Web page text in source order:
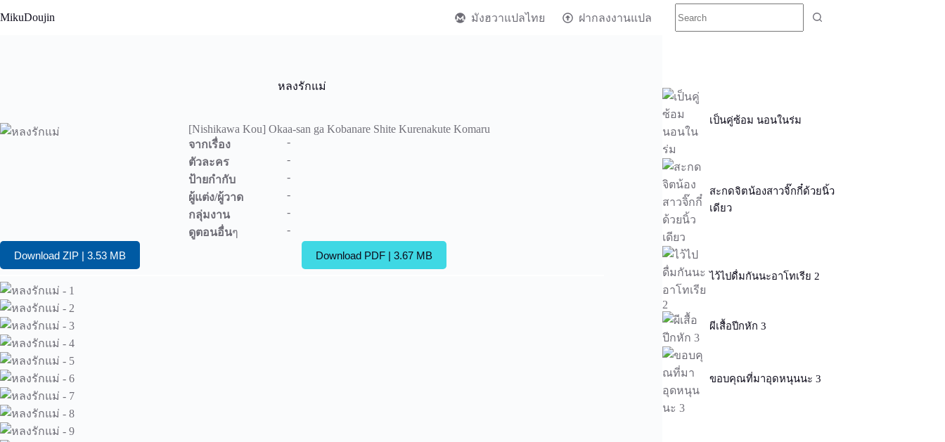
to
MikuDoujin มังฮวาแปลไทย ฝากลงงานแปล
หลงรักแม่
[Nishikawa Kou] Okaa-san ga Kobanare Shite Kurenakute Komaru
จากเรื่อง
-
ตัวละคร
-
ป้ายกำกับ
-
ผู้แต่ง/ผู้วาด
-
กลุ่มงาน
-
ดูตอนอื่นๆ -
Download ZIP | 3.53 MB Download PDF | 3.67 MB
เป็นคู่ซ้อม นอนในร่ม
สะกดจิตน้องสาวจิ๊กกี๋ด้วยนิ้ว
เดียว
ไว้ไปดื่มกันนะอาโทเรีย 2
ผีเสื้อปีกหัก 3
ขอบคุณที่มาอุดหนุนนะ 3